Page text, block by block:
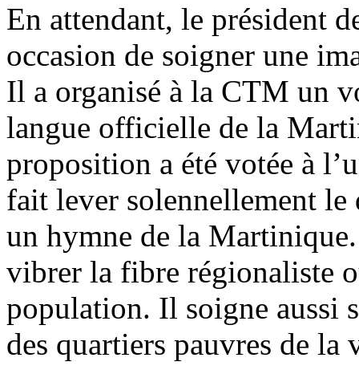
En attendant, le président
occasion de soigner une
Il a organisé à la CTM un
langue officielle de la
proposition a été votée à
fait lever solennellement le
un hymne de la
vibrer la fibre régionaliste
population. Il soigne aussi
des quartiers pauvres de